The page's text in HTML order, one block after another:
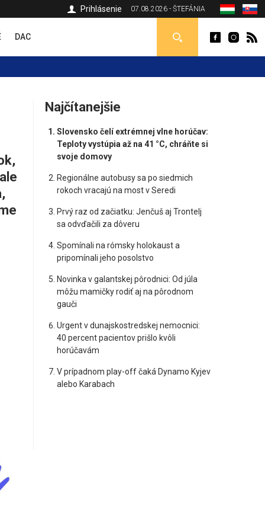
07.08.2026 - ŠTEFÁNIA
Prihlásenie
DAC
Najčítanejšie
Slovensko čelí extrémnej vlne horúčav:
Teploty vystúpia až na 41 °C, chráňte si
svoje domovy
Regionálne autobusy sa po siedmich
rokoch vracajú na most v Seredi
Prvý raz od začiatku: Jenčuš aj Trontelj
sa odvďačili za dôveru
Spomínali na rómsky holokaust a
pripomínali jeho posolstvo
Novinka v galantskej pôrodnici: Od júla
môžu mamičky rodiť aj na pôrodnom
gauči
Urgent v dunajskostredskej nemocnici:
40 percent pacientov prišlo kvôli
horúčavám
V prípadnom play-off čaká Dynamo Kyjev
alebo Karabach